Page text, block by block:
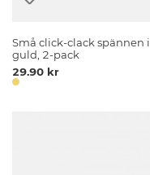
Små click-clack spännen i
guld, 2-pack
29.90 kr